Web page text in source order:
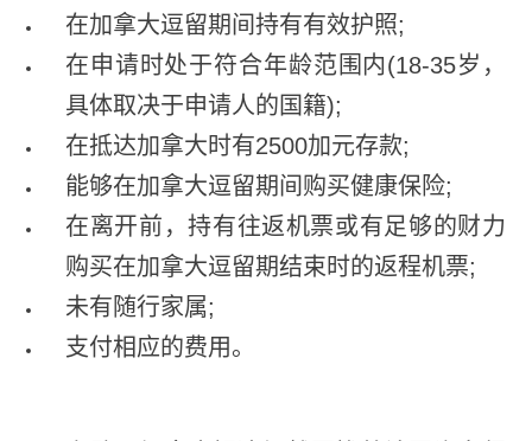
在加拿大逗留期间持有有效护照;
在申请时处于符合年龄范围内(18-35岁，
具体取决于申请人的国籍);
在抵达加拿大时有2500加元存款;
能够在加拿大逗留期间购买健康保险;
在离开前，持有往返机票或有足够的财力
购买在加拿大逗留期结束时的返程机票;
未有随行家属;
支付相应的费用。